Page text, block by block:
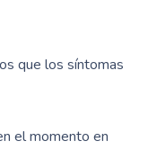
que los síntomas
el momento en